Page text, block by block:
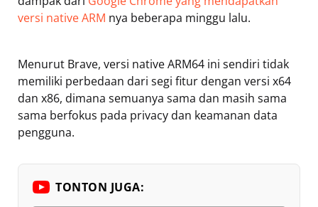
versi native ARM nya beberapa minggu lalu.
Menurut Brave, versi native ARM64 ini sendiri tidak
memiliki perbedaan dari segi fitur dengan versi x64
dan x86, dimana semuanya sama dan masih sama
sama berfokus pada privacy dan keamanan data
pengguna.
TONTON JUGA: